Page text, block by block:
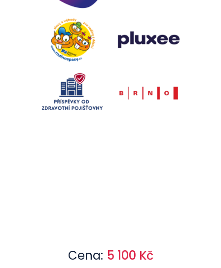
Cena: 5 100 Kč